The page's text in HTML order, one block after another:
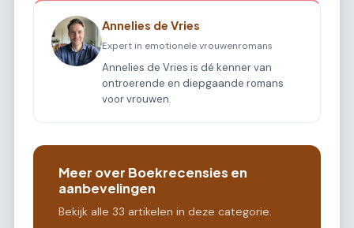
Annelies de Vries
Expert in emotionele vrouwenromans
Annelies de Vries is dé kenner van
ontroerende en diepgaande romans
voor vrouwen.
Meer over Boekrecensies en
aanbevelingen
Bekijk alle 33 artikelen in deze categorie.